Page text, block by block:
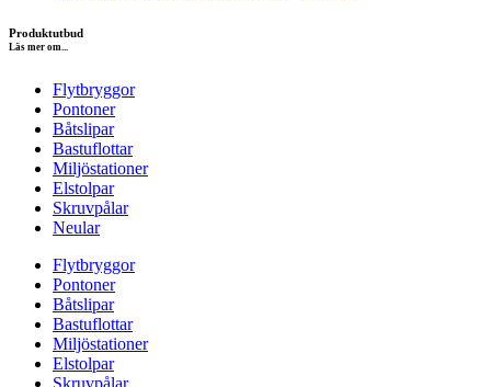
Produktutbud
Läs mer om...
Flytbryggor
Pontoner
Båtslipar
Bastuflottar
Miljöstationer
Elstolpar
Skruvpålar
Neular
Flytbryggor
Pontoner
Båtslipar
Bastuflottar
Miljöstationer
Elstolpar
Skruvpålar